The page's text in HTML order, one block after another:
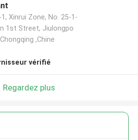
Xinrui Zone, No. 25-1-
1st Street, Jiulongpo
,Chine
vérifié
Regardez plus